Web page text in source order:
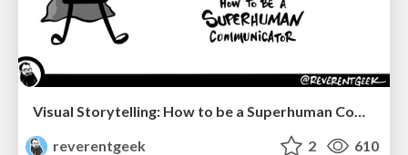
reverentgeek
2 610